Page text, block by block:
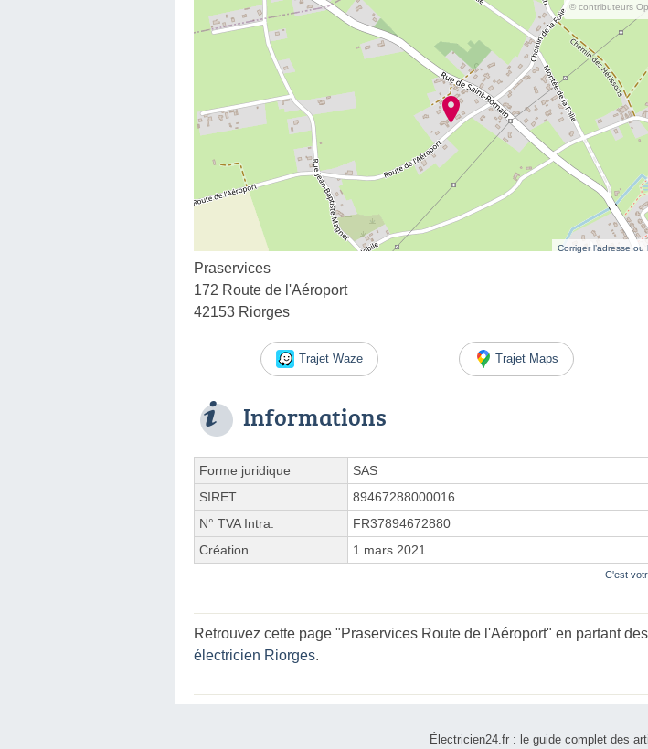
© contributeurs
Corriger l’adresse ou
Praservices
172 Route de l'Aéroport
42153 Riorges
Trajet Waze Trajet Maps
Informations
Forme juridique
SAS
SIRET
89467288000016
N° TVA Intra.
FR37894672880
Création
1 mars 2021
C'est
Retrouvez cette page "Praservices Route de l'Aéroport" en partant
électricien Riorges.
Électricien24.fr : le guide complet des